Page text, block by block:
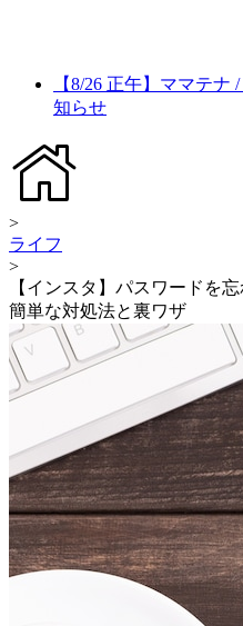
【8/26 正午】ママテナ
知らせ
>
ライフ
>
【インスタ】パスワードを
簡単な対処法と裏ワザ